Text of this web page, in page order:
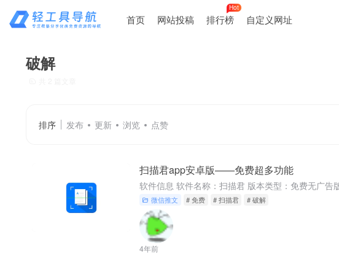
首页 网站投稿 排行榜
Hot
自定义网址
破解
排序 发布 更新 浏览 点赞
扫描君app安卓版——免费超多功能
微信推文 # 免费 # 扫描君 # 破解
4年前